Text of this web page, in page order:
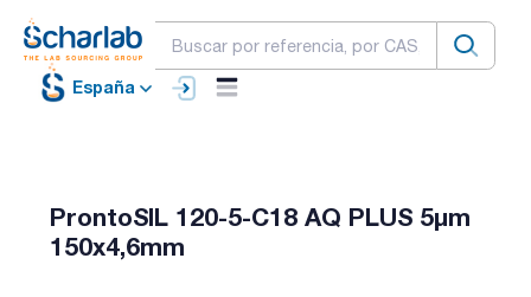
España
ProntoSIL 120-5-C18 AQ PLUS 5µm
150x4,6mm